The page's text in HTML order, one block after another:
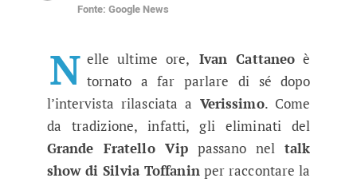
Fonte: Google News
Grande Fratello Vip, Ivan
N elle ultime ore, Ivan Cattaneo è
tornato a far parlare di sé dopo
l’intervista rilasciata a Verissimo. Come
da tradizione, infatti, gli eliminati del
Grande Fratello Vippassano neltalk
show di Silvia Toffaninper raccontare la